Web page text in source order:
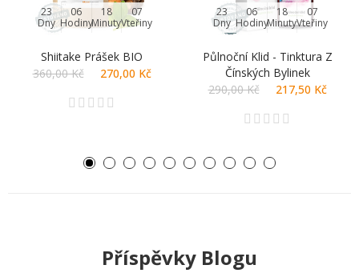
23
Dny
06
Hodiny
18
Minuty
06
Vteřiny
Shiitake Prášek BIO
360,00 Kč
270,00 Kč
23
Dny
06
Hodiny
18
Minuty
06
Vteřiny
Půlnoční Klid - Tinktura Z
Čínských Bylinek
290,00 Kč
217,50 Kč
Příspěvky Blogu